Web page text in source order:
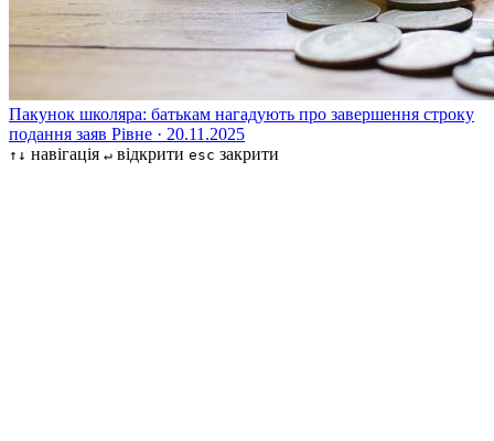
Пакунок школяра: батькам нагадують про завершення строку
подання заяв Рівне · 20.11.2025
↑↓ навігація ↵ відкрити esc закрити